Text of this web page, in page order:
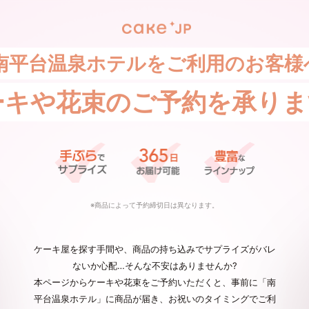
平台温泉ホテルをご利用のお客様
や花束のご予約を承り
※商品によって予約締切日は異なります。
ケーキ屋を探す手間や、商品の持ち込みでサプライズがバレ
ないか心配…そんな不安はありませんか?
本ページからケーキや花束をご予約いただくと、事前に「南
平台温泉ホテル」に商品が届き、お祝いのタイミングでご利